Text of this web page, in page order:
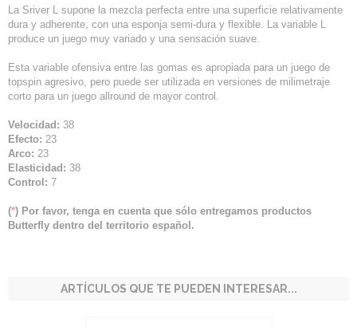
La Sriver L supone la mezcla perfecta entre una superficie relativamente
dura y adherente, con una esponja semi-dura y flexible. La variable L
produce un juego muy variado y una sensación suave.
Esta variable ofensiva entre las gomas es apropiada para un juego de
topspin agresivo, pero puede ser utilizada en versiones de milimetraje
corto para un juego allround de mayor control.
Velocidad: 38
Efecto: 23
Arco: 23
Elasticidad: 38
Control: 7
(*) Por favor, tenga en cuenta que sólo entregamos productos
Butterfly dentro del territorio español.
ARTÍCULOS QUE TE PUEDEN INTERESAR...